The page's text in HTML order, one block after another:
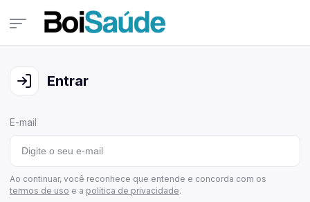
Veja todas as campanhas disponíveis
Últimos ganhadores
Veja quem já ganhou
Área de afiliados
Entrar
E-mail
Ao continuar, você reconhece que entende e concorda com os
termos de uso e a política de privacidade.